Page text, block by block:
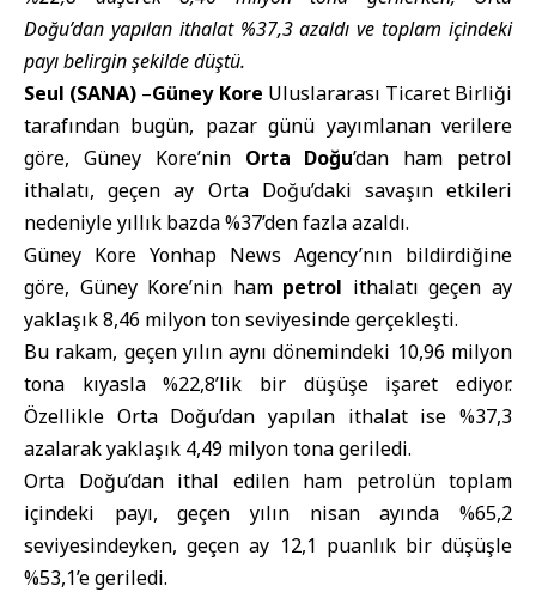
Doğu’dan yapılan ithalat %37,3 azaldı ve toplam içindeki
payı belirgin şekilde düştü.
Seul (SANA) –Güney Kore Uluslararası Ticaret Birliği
tarafından bugün, pazar günü yayımlanan verilere
göre, Güney Kore’nin Orta Doğu’dan ham petrol
ithalatı, geçen ay Orta Doğu’daki savaşın etkileri
nedeniyle yıllık bazda %37’den fazla azaldı.
Güney Kore Yonhap News Agency’nın bildirdiğine
göre, Güney Kore’nin ham petrol ithalatı geçen ay
yaklaşık 8,46 milyon ton seviyesinde gerçekleşti.
Bu rakam, geçen yılın aynı dönemindeki 10,96 milyon
tona kıyasla %22,8’lik bir düşüşe işaret ediyor.
Özellikle Orta Doğu’dan yapılan ithalat ise %37,3
azalarak yaklaşık 4,49 milyon tona geriledi.
Orta Doğu’dan ithal edilen ham petrolün toplam
içindeki payı, geçen yılın nisan ayında %65,2
seviyesindeyken, geçen ay 12,1 puanlık bir düşüşle
%53,1’e geriledi.